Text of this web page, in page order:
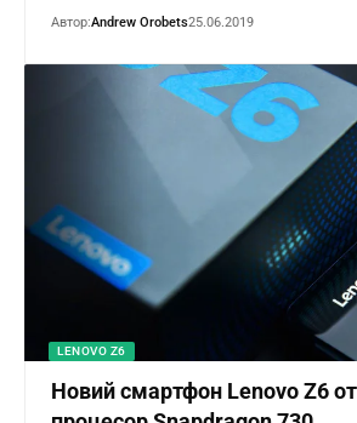
Автор:Andrew Orobets25.06.2019
LENOVO Z6
Новий смартфон Lenovo Z6